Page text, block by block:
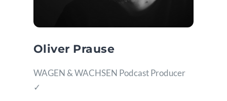
Oliver Prause
WAGEN & WACHSEN Podcast Producer
✓